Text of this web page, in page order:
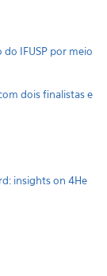
IFUSP por meio
dois finalistas e
insights on 4He